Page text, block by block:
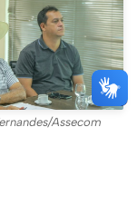
Assecom